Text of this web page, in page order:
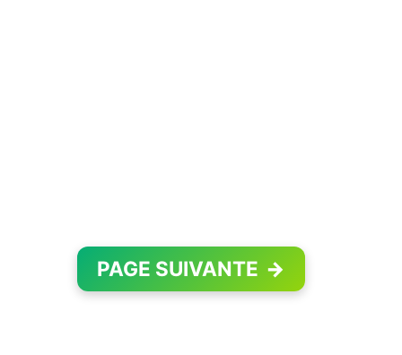
PAGE SUIVANTE →